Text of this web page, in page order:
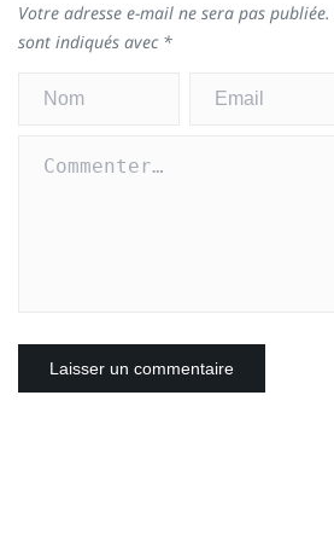
Votre adresse e-mail ne sera pas publiée.
sont indiqués avec *